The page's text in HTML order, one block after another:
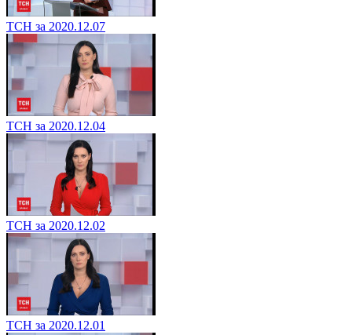
ТСН за 2020.12.07
ТСН за 2020.12.04
ТСН за 2020.12.02
ТСН за 2020.12.01